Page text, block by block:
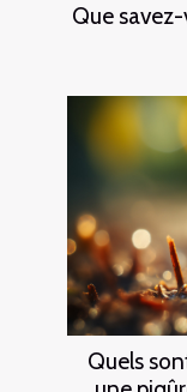
Que
Quels